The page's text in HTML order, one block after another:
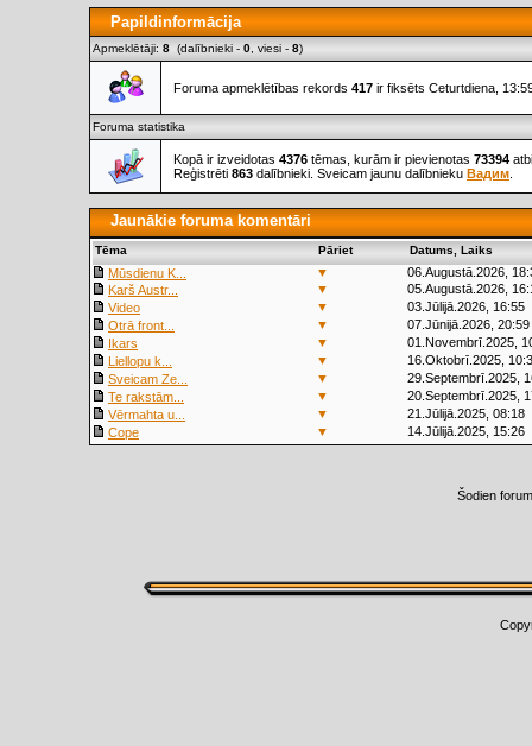
Papildinformācija
Apmeklētāji: 8 (dalībnieki - 0 , viesi - 8)
Foruma apmeklētības rekords 417 ir fiksēts Ceturtdiena,
Foruma statistika
Kopā ir izveidotas 4376 tēmas, kurām ir pievienotas 73394
Reģistrēti 863 dalībnieki. Sveicam jaunu dalībnieku Вадим
Jaunākie foruma komentāri
Tēma Pāriet Datums, Laiks
Mūsdienu K... ▼
06.Augustā.2026,
Karš Austr...
▼
05.Augustā.2026,
Video
▼
03.Jūlijā.2026, 16:55
Otrā front...
▼
07.Jūnijā.2026, 20:59
Ikars
▼
01.Novembrī.2025,
Liellopu k...
▼
16.Oktobrī.2025,
Sveicam Ze...
▼
29.Septembrī.2025,
Te rakstām...
▼
20.Septembrī.2025,
Vērmahta u...
▼
21.Jūlijā.2025, 08:18
Cope
▼ 14.Jūlijā.2025, 15:26
Šodien